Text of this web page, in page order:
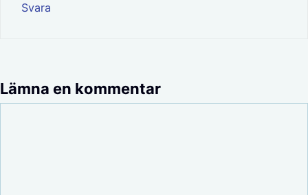
Svara
Lämna en kommentar